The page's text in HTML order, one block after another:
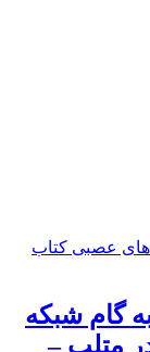
گام شبکه
متلب –